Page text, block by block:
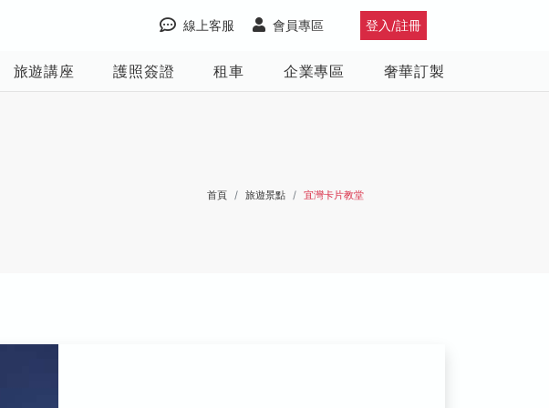
登入/註冊
會員專區
線上客服
旅遊講座 護照簽證 租車 企業專區 奢華訂製
首頁 旅遊景點 宜灣卡片教堂